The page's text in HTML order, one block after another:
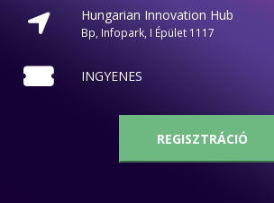
Hungarian Innovation Hub
Bp, Infopark, I Épület 1117
INGYENES
REGISZTRÁCIÓ